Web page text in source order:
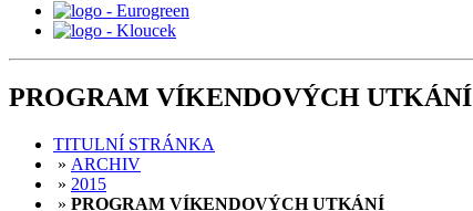
PROGRAM VÍKENDOVÝCH UTKÁNÍ
TITULNÍ STRÁNKA
» ARCHIV
» 2015
» PROGRAM VÍKENDOVÝCH UTKÁNÍ